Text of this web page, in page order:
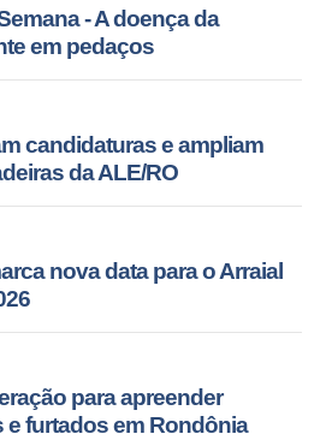
- A doença da
em pedaços
candidaturas e ampliam
da ALE/RO
nova data para o Arraial
para apreender
furtados em Rondônia